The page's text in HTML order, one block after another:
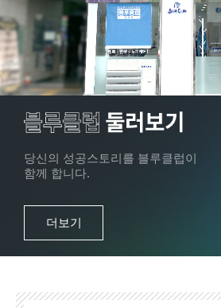
당신의 성공스토리를 블루클럽이
함께 합니다.
더보기